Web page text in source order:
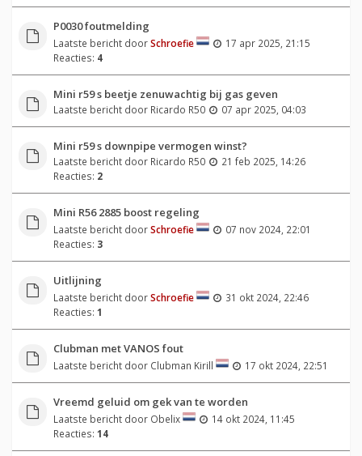
P0030 foutmelding
Laatste bericht doorSchroefie
17 apr 2025, 21:15
Reacties: 4
Mini r59 s beetje zenuwachtig bij gas geven
Laatste bericht door Ricardo R50 07 apr 2025, 04:03
Mini r59 s downpipe vermogen winst?
Laatste bericht door Ricardo R50
21 feb 2025, 14:26
Reacties: 2
Mini R56 2885 boost regeling
Laatste bericht doorSchroefie
07 nov 2024, 22:01
Reacties: 3
Uitlijning
Laatste bericht doorSchroefie
31 okt 2024, 22:46
Reacties: 1
Clubman met VANOS fout
Laatste bericht door Clubman Kirill 17 okt 2024, 22:51
Vreemd geluid om gek van te worden
Laatste bericht door Obelix
14 okt 2024, 11:45
Reacties: 14